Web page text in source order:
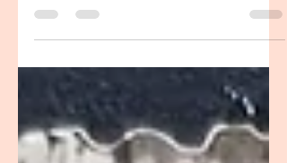
Actualment, al nostre poble tenim una
gràcies al treball de persones com Pilar
i moltes altres que han fet possible la
seua revitalització i engrandiment.
Gràcies a tots i totes!!!